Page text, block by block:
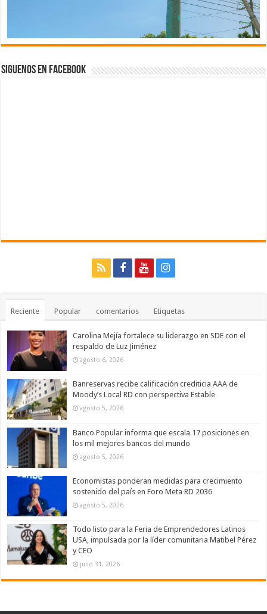
Siguenos en Facebook
Reciente Popular comentarios Etiquetas
Carolina Mejía fortalece su liderazgo en SDE con el
respaldo de Luz Jiménez
agosto 6, 2026
Banreservas recibe calificación crediticia AAA de
Moody’s Local RD con perspectiva Estable
agosto 5, 2026
Banco Popular informa que escala 17 posiciones en
los mil mejores bancos del mundo
agosto 5, 2026
Economistas ponderan medidas para crecimiento
sostenido del país en Foro Meta RD 2036
agosto 5, 2026
Todo listo para la Feria de Emprendedores Latinos
USA, impulsada por la líder comunitaria Matibel Pérez
y CEO
julio 31, 2026